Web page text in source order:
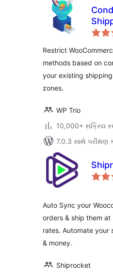
Restrict
methods based on
your existing
zones.
WP Trio
10,000+ સક્રિય
7.0.3 સાથે પરીક્ષણ
Auto Sync your
orders & ship them
rates. Automate your
& money.
Shiprocket